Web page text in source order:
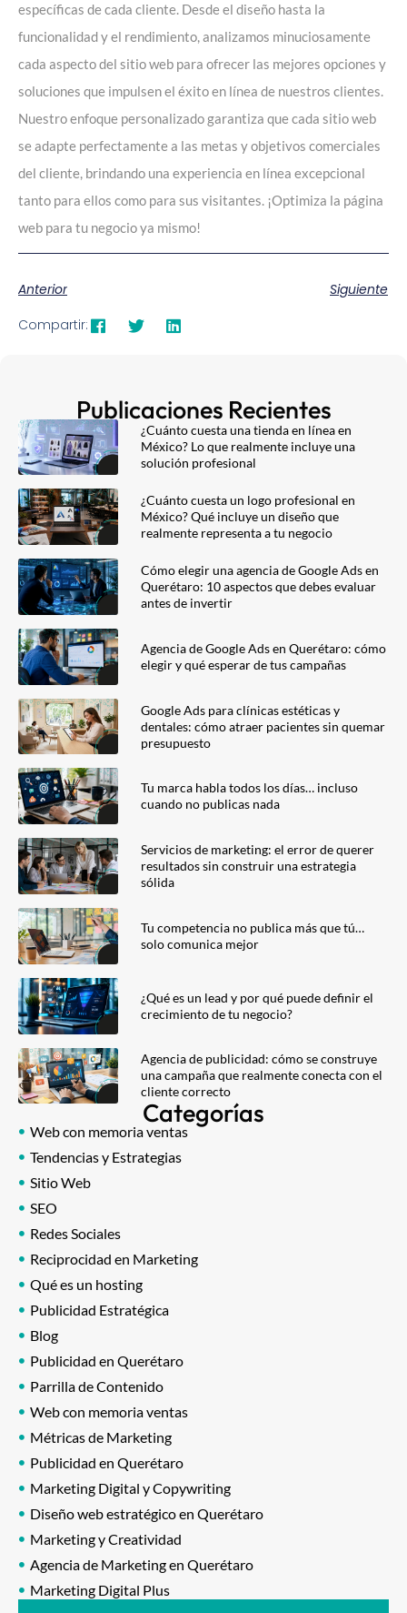
específicas de cada cliente. Desde el diseño hasta la
funcionalidad y el rendimiento, analizamos minuciosamente
cada aspecto del sitio web para ofrecer las mejores opciones y
soluciones que impulsen el éxito en línea de nuestros clientes.
Nuestro enfoque personalizado garantiza que cada sitio web
se adapte perfectamente a las metas y objetivos comerciales
del cliente, brindando una experiencia en línea excepcional
tanto para ellos como para sus visitantes. ¡Optimiza la página
web para tu negocio ya mismo!
Anterior
Siguiente
Compartir:
Publicaciones Recientes
¿Cuánto cuesta una tienda en línea en
México? Lo que realmente incluye una
solución profesional
¿Cuánto cuesta un logo profesional en
México? Qué incluye un diseño que
realmente representa a tu negocio
Cómo elegir una agencia de Google Ads en
Querétaro: 10 aspectos que debes evaluar
antes de invertir
Agencia de Google Ads en Querétaro: cómo
elegir y qué esperar de tus campañas
Google Ads para clínicas estéticas y
dentales: cómo atraer pacientes sin quemar
presupuesto
Tu marca habla todos los días… incluso
cuando no publicas nada
Servicios de marketing: el error de querer
resultados sin construir una estrategia
sólida
Tu competencia no publica más que tú…
solo comunica mejor
¿Qué es un lead y por qué puede definir el
crecimiento de tu negocio?
Agencia de publicidad: cómo se construye
una campaña que realmente conecta con el
cliente correcto
Categorías
Web con memoria ventas
Tendencias y Estrategias
Sitio Web
SEO
Redes Sociales
Reciprocidad en Marketing
Qué es un hosting
Publicidad Estratégica
Blog
Publicidad en Querétaro
Parrilla de Contenido
Web con memoria ventas
Métricas de Marketing
Publicidad en Querétaro
Marketing Digital y Copywriting
Diseño web estratégico en Querétaro
Marketing y Creatividad
Agencia de Marketing en Querétaro
Marketing Digital Plus